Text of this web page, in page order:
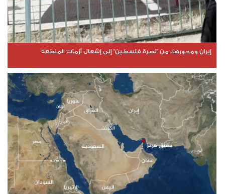
إيران ومحورها.. من "نصرة فلسطين" إلى إشعال أزمات المنطقة